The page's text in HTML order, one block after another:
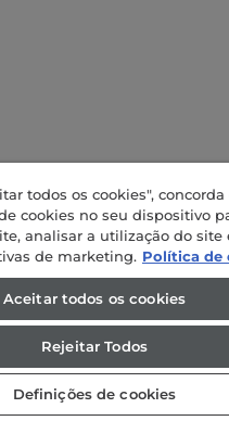
todos os cookies",
cookies no seu dispositivo
analisar a utilização do site
de marketing. Política de
Aceitar todos os cookies
Rejeitar Todos
Definições de cookies